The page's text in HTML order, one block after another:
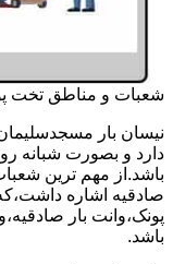
شعبات و مناطق تخت
نیسان بار
دارد و بصورت شبانه
باشد.از مهم ترین
صادقیه اشاره
پونک،وانت بار
باشد.